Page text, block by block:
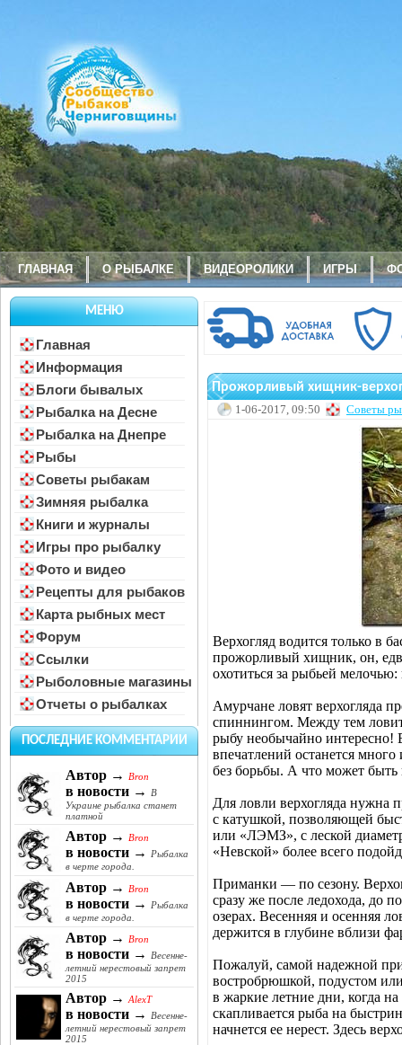
ГЛАВНАЯ О РЫБАЛКЕ ВИДЕОРОЛИКИ ИГРЫ
МЕНЮ
Главная
Информация
Блоги бывалых
Рыбалка на Десне
Рыбалка на Днепре
Рыбы
Советы рыбакам
Зимняя рыбалка
Книги и журналы
Игры про рыбалку
Фото и видео
Рецепты для рыбаков
Карта рыбных мест
Форум
Ссылки
Рыболовные магазины
Отчеты о рыбалках
ПОСЛЕДНИЕ КОММЕНТАРИИ
Автор → Bron
в новости →
В
Украине рыбалка станет
платной
Автор → Bron
в новости →
Рыбалка
в черте города.
Автор → Bron
в новости →
Рыбалка
в черте города.
Автор → Bron
в новости →
Весенне-
летний нерестовый запрет
2015
Автор → AlexT
в новости →
Весенне-
летний нерестовый запрет
2015
Прожорливый хищник-
1-06-2017, 09:50 Советы
Верхогляд водится только в
прожорливый хищник, он,
охотиться за рыбьей
Амурчане ловят верхогляда
спиннингом. Между тем
рыбу необычайно интересно!
впечатлений останется
без борьбы. А что может
Для ловли верхогляда нужна
с катушкой, позволяющей
или «ЛЭМЗ», с леской
«Невской» более всего
Приманки — по сезону.
сразу же после ледохода, до
озерах. Весенняя и осенняя
держится в глубине вблизи
Пожалуй, самой надежной
востробрюшкой, подустом или
в жаркие летние дни, когда
скапливается рыба на
начнется ее нерест. Здесь